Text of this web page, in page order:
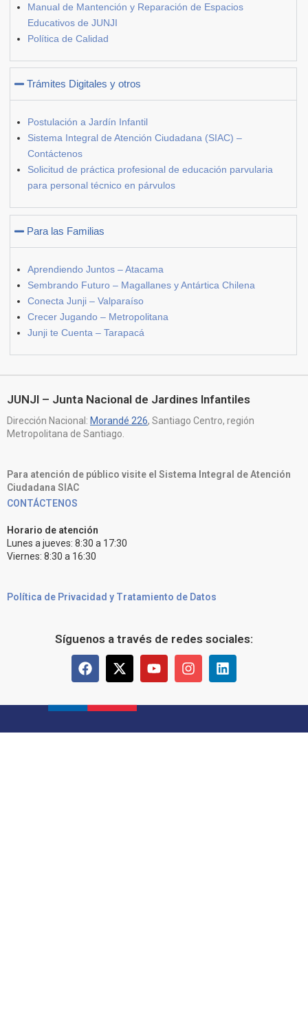
Manual de Mantención y Reparación de Espacios
Educativos de JUNJI
Política de Calidad
Trámites Digitales y otros
Postulación a Jardín Infantil
Sistema Integral de Atención Ciudadana (SIAC) –
Contáctenos
Solicitud de práctica profesional de educación parvularia
para personal técnico en párvulos
Para las Familias
Aprendiendo Juntos – Atacama
Sembrando Futuro – Magallanes y Antártica Chilena
Conecta Junji – Valparaíso
Crecer Jugando – Metropolitana
Junji te Cuenta – Tarapacá
JUNJI – Junta Nacional de Jardines Infantiles
Dirección Nacional: Morandé 226, Santiago Centro, región
Metropolitana de Santiago.
Para atención de público visite el Sistema Integral de Atención
Ciudadana SIAC
CONTÁCTENOS
Horario de atención
Lunes a jueves: 8:30 a 17:30
Viernes: 8:30 a 16:30
Política de Privacidad y Tratamiento de Datos
Síguenos a través de redes sociales: